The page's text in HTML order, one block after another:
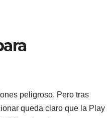
peligroso. Pero tras
queda claro que la Play